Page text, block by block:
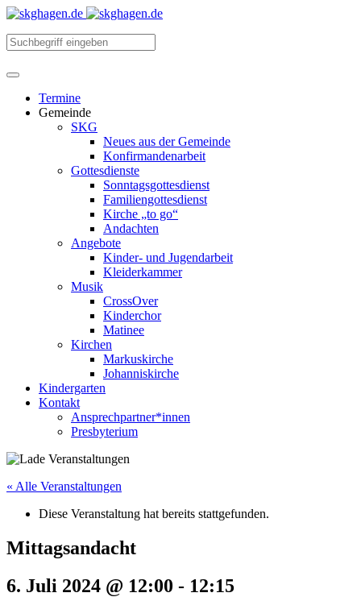
Termine
Gemeinde
SKG
Neues aus der Gemeinde
Konfirmandenarbeit
Gottesdienste
Sonntagsgottesdienst
Familiengottesdienst
Kirche „to go“
Andachten
Angebote
Kinder- und Jugendarbeit
Kleiderkammer
Musik
CrossOver
Kinderchor
Matinee
Kirchen
Markuskirche
Johanniskirche
Kindergarten
Kontakt
Ansprechpartner*innen
Presbyterium
« Alle Veranstaltungen
Diese Veranstaltung hat bereits stattgefunden.
Mittagsandacht
6. Juli 2024 @ 12:00 - 12:15